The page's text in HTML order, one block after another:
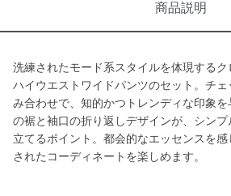
商品説明
洗練されたモード系スタイルを体現するク
ハイウエストワイドパンツのセット。チ
み合わせで、知的かつトレンディな印象を
の裾と袖口の折り返しデザインが、シンプ
立てるポイント。都会的なエッセンスを
されたコーディネートを楽しめます。